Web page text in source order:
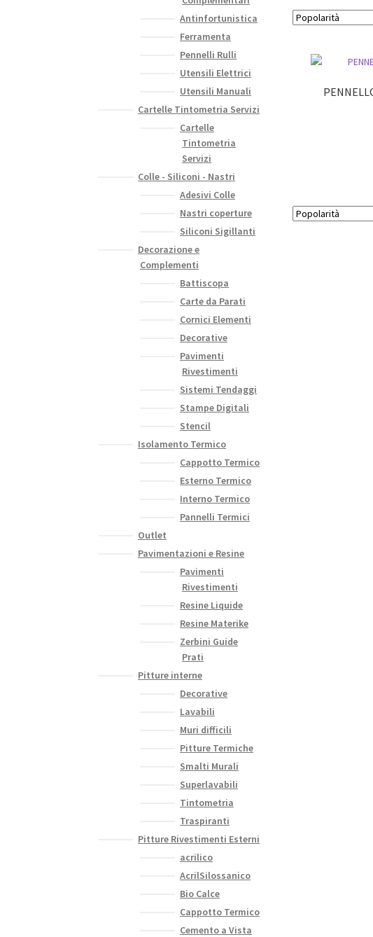
Antinfortunistica
Ferramenta
Pennelli Rulli
Utensili Elettrici
Utensili Manuali
Cartelle Tintometria Servizi
Cartelle
Tintometria
Servizi
Colle - Siliconi - Nastri
Adesivi Colle
Nastri coperture
Siliconi Sigillanti
Decorazione e
Complementi
Battiscopa
Carte da Parati
Cornici Elementi
Decorative
Pavimenti
Rivestimenti
Sistemi Tendaggi
Stampe Digitali
Stencil
Isolamento Termico
Cappotto Termico
Esterno Termico
Interno Termico
Pannelli Termici
Outlet
Pavimentazioni e Resine
Pavimenti
Rivestimenti
Resine Liquide
Resine Materike
Zerbini Guide
Prati
Pitture interne
Decorative
Lavabili
Muri difficili
Pitture Termiche
Smalti Murali
Superlavabili
Tintometria
Traspiranti
Pitture Rivestimenti Esterni
acrilico
AcrilSilossanico
Bio Calce
Cappotto Termico
Cemento a Vista